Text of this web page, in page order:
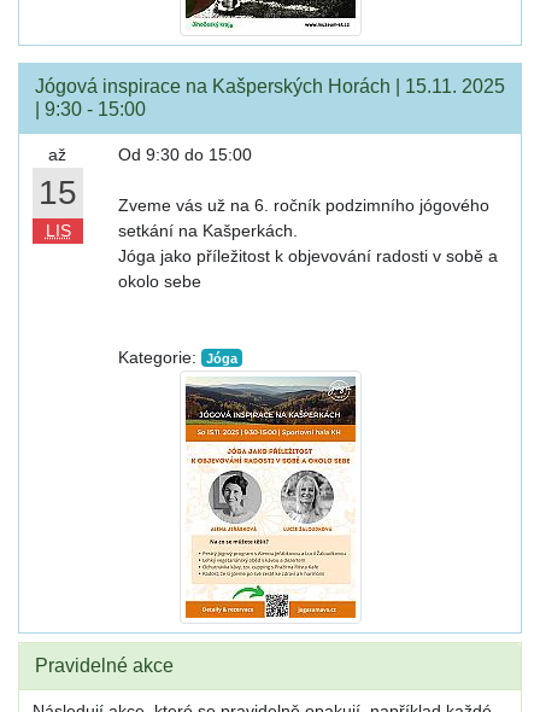
Jógová inspirace na Kašperských Horách | 15.11. 2025
| 9:30 - 15:00
až
15
LIS
Od 9:30 do 15:00
Zveme vás už na 6. ročník podzimního jógového
setkání na Kašperkách.
Jóga jako příležitost k objevování radosti v sobě a
okolo sebe
Kategorie: Jóga
Pravidelné akce